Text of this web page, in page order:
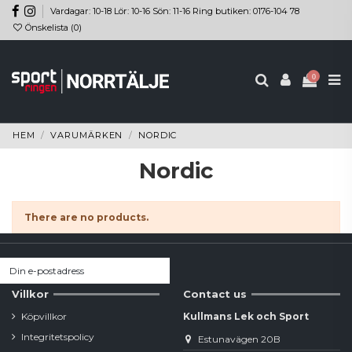
Vardagar: 10-18 Lör: 10-16 Sön: 11-16 Ring butiken: 0176-104 78
Önskelista (0)
0
HEM VARUMÄRKEN NORDIC
Nordic
There are no products.
Villkor
Köpvillkor
Integritetspolicy
Contact us
Kullmans Lek och Sport
Estunavägen 20B